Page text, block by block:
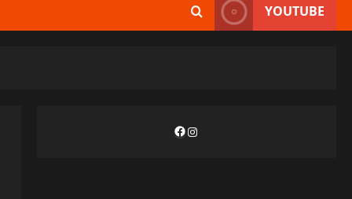
YOUTUBE
Facebook
Instagram